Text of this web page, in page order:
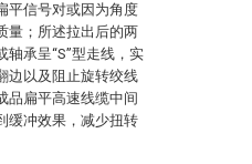
平信号对或因为角度
量；所述拉出后的两
承呈“S”型走线，实
边以及阻止旋转绞线
品扁平高速线缆中间
缓冲效果，减少扭转